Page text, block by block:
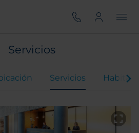
Servicios
Servicios